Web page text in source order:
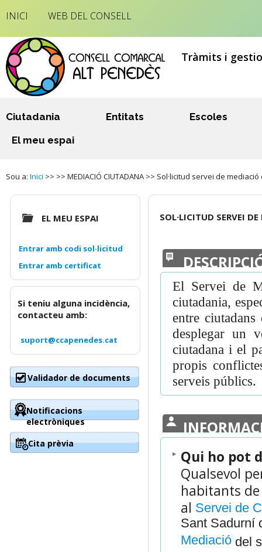
INICI WEB DEL CONSELL
Tràmits i
Ciutadania Entitats
Escoles
El meu espai
Sou a: Inici >> >> MEDIACIÓ CIUTADANA >> Sol·licitud servei de
SOL·LICITUD SERVEI
El Servei de
ciutadania,
entre
desplegar un
ciutadana i el
propis
serveis públics.
Qui ho pot
Qualsevol
habitants
al Servei de
Sant Sadurní
Mediació del
EL MEU ESPAI
Entrar amb codi sol·licitud
Si teniu alguna incidència,
contacteu amb:
suport@ccapenedes.cat
Validador de documents
Notificacions
electròniques
Cita prèvia